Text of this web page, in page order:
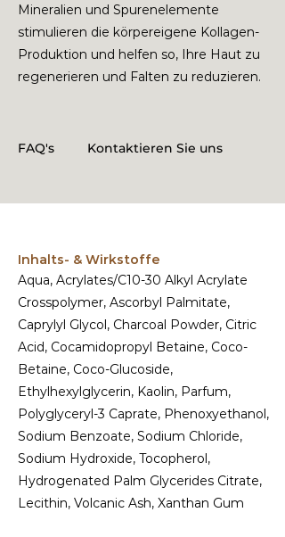
Mineralien und Spurenelemente
stimulieren die körpereigene Kollagen-
Produktion und helfen so, Ihre Haut zu
regenerieren und Falten zu reduzieren.
FAQ's Kontaktieren Sie uns
Inhalts- & Wirkstoffe
Aqua, Acrylates/C10-30 Alkyl Acrylate
Crosspolymer, Ascorbyl Palmitate,
Caprylyl Glycol, Charcoal Powder, Citric
Acid, Cocamidopropyl Betaine, Coco-
Betaine, Coco-Glucoside,
Ethylhexylglycerin, Kaolin, Parfum,
Polyglyceryl-3 Caprate, Phenoxyethanol,
Sodium Benzoate, Sodium Chloride,
Sodium Hydroxide, Tocopherol,
Hydrogenated Palm Glycerides Citrate,
Lecithin, Volcanic Ash, Xanthan Gum